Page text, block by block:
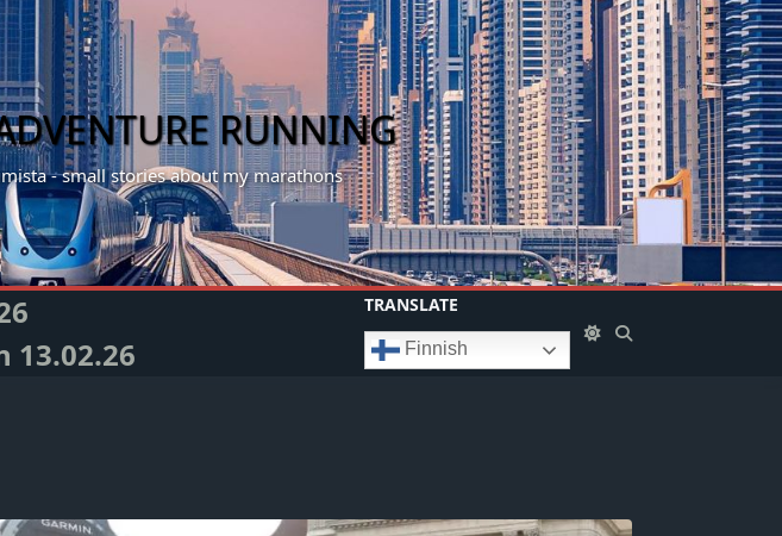
RUNNING
- small stories about my marathons
13.02.26
TRANSLATE
Finnish